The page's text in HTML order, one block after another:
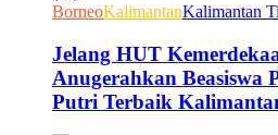
BorneoKalimantanKalimantan
Jelang HUT
Anugerahkan Beasiswa
Putri Terbaik